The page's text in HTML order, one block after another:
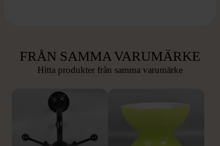
FRÅN SAMMA VARUMÄRKE
Hitta produkter från samma varumärke